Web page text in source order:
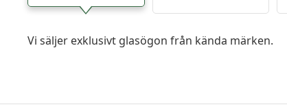
Vi säljer exklusivt glasögon från kända märken.